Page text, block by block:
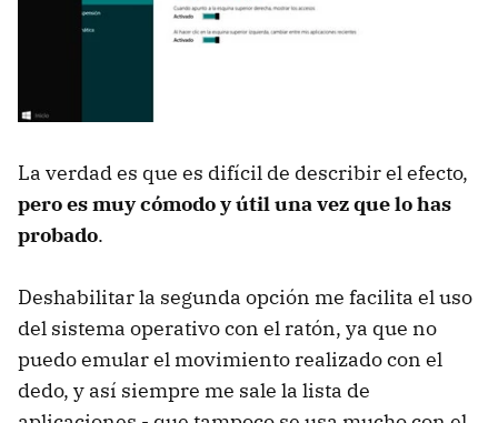
La verdad es que es difícil de describir el efecto,
pero es muy cómodo y útil una vez que lo has
probado.
Deshabilitar la segunda opción me facilita el uso
del sistema operativo con el ratón, ya que no
puedo emular el movimiento realizado con el
dedo, y así siempre me sale la lista de